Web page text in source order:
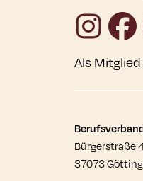
Instagram
Als
Bürgerstraße
37073